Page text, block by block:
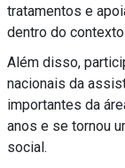
tratamentos e
dentro do
Além disso,
nacionais da
importantes da
anos e se tornou
social.